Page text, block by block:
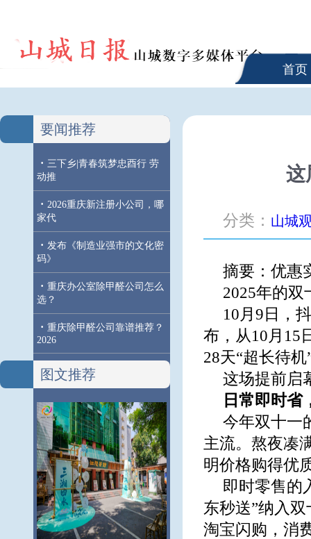
首页
要闻推荐
· 三下乡|青春筑梦忠酉行 劳
动推
· 2026重庆新注册小公司，哪
家代
· 发布《制造业强市的文化密
码》
· 重庆办公室除甲醛公司怎么
选？
· 重庆除甲醛公司靠谱推荐？
2026
图文推荐
这
分类： 山城
摘要：优惠
2025年的
10月9日，
布，从10月15
28天“超长待机
这场提前启
日常即时省
今年双十一
主流。熬夜凑
明价格购得优
即时零售的
东秒送”纳入
淘宝闪购，消